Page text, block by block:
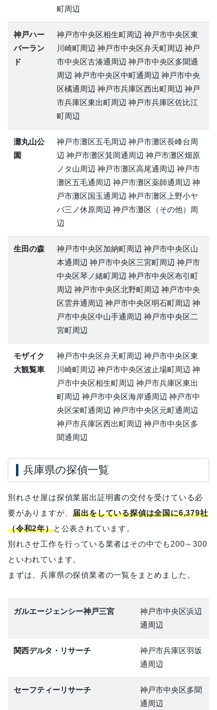
町周辺
神戸ハー
バーラン
ド
神戸市中央区相生町周辺 神戸市中央区東
川崎町周辺 神戸市中央区弁天町周辺 神戸
市中央区古湊通周辺 神戸市中央区多聞通
周辺 神戸市中央区中町通周辺 神戸市中央
区橘通周辺 神戸市兵庫区西出町周辺 神戸
市兵庫区東出町周辺 神戸市兵庫区佐比江
町周辺
灘丸山公
園
神戸市灘区五毛周辺 神戸市灘区長峰台周
辺 神戸市灘区箕岡通周辺 神戸市灘区畑原
ノタ山周辺 神戸市灘区高尾通周辺 神戸市
灘区五毛通周辺 神戸市灘区薬師通周辺 神
戸市灘区国玉通周辺 神戸市灘区上野小ヤ
バ三ノ休原周辺 神戸市灘区（その他）周
辺
生田の森
神戸市中央区加納町周辺 神戸市中央区山
本通周辺 神戸市中央区三宮町周辺 神戸市
中央区琴ノ緒町周辺 神戸市中央区布引町
周辺 神戸市中央区北野町周辺 神戸市中央
区雲井通周辺 神戸市中央区明石町周辺 神
戸市中央区中山手通周辺 神戸市中央区二
宮町周辺
モザイク
大観覧車
神戸市中央区弁天町周辺 神戸市中央区東
川崎町周辺 神戸市中央区波止場町周辺 神
戸市中央区相生町周辺 神戸市兵庫区東出
町周辺 神戸市中央区海岸通周辺 神戸市中
央区栄町通周辺 神戸市中央区元町通周辺
神戸市兵庫区西出町周辺 神戸市中央区多
聞通周辺
兵庫県の探偵一覧
別れさせ屋は探偵業届出証明書の交付を受けている必
要がありますが、届出をしている探偵は全国に6,379社
（令和2年）と公表されています。
別れさせ工作を行っている業者はその中でも200～300
といわれています。
まずは、兵庫県の探偵業者の一覧をまとめました。
ガルエージェンシー神戸三宮
神戸市中央区浜辺
通周辺
関西デルタ・リサーチ
神戸市兵庫区羽坂
通周辺
セーフティーリサーチ
神戸市中央区多聞
通周辺